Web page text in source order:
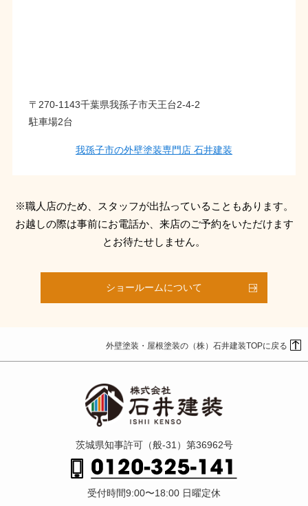
〒270-1143千葉県我孫子市天王台2-4-2
駐車場2台
我孫子市の外壁塗装専門店 石井建装
※職人店のため、スタッフが出払っていることもあります。
お越しの際は事前にお電話か、来店のご予約をいただけます
とお待たせしません。
ショールームについて
外壁塗装・屋根塗装の（株）石井建装TOPに戻る
茨城県知事許可（般-31）第36962号
受付時間9:00〜18:00 日曜定休